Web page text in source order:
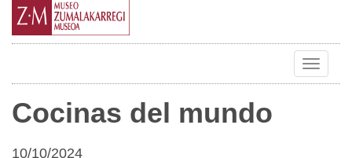
Toggle
Cocinas del mundo
10/10/2024